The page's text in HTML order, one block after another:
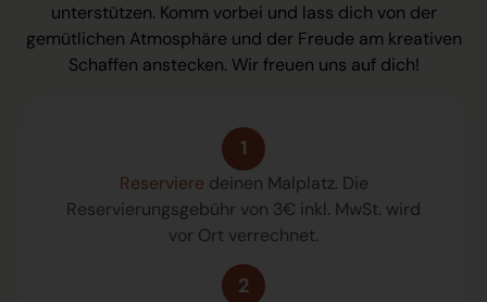
unterstützen. Komm vorbei und lass dich von der
gemütlichen Atmosphäre und der Freude am kreativen
Schaffen anstecken. Wir freuen uns auf dich!
1
Reserviere deinen Malplatz. Die
Reservierungsgebühr von 3€ inkl. MwSt. wird
vor Ort verrechnet.
2